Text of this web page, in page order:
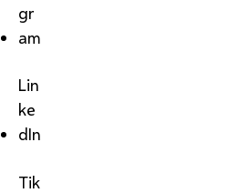
gr
am
Lin
ke
dIn
Tik